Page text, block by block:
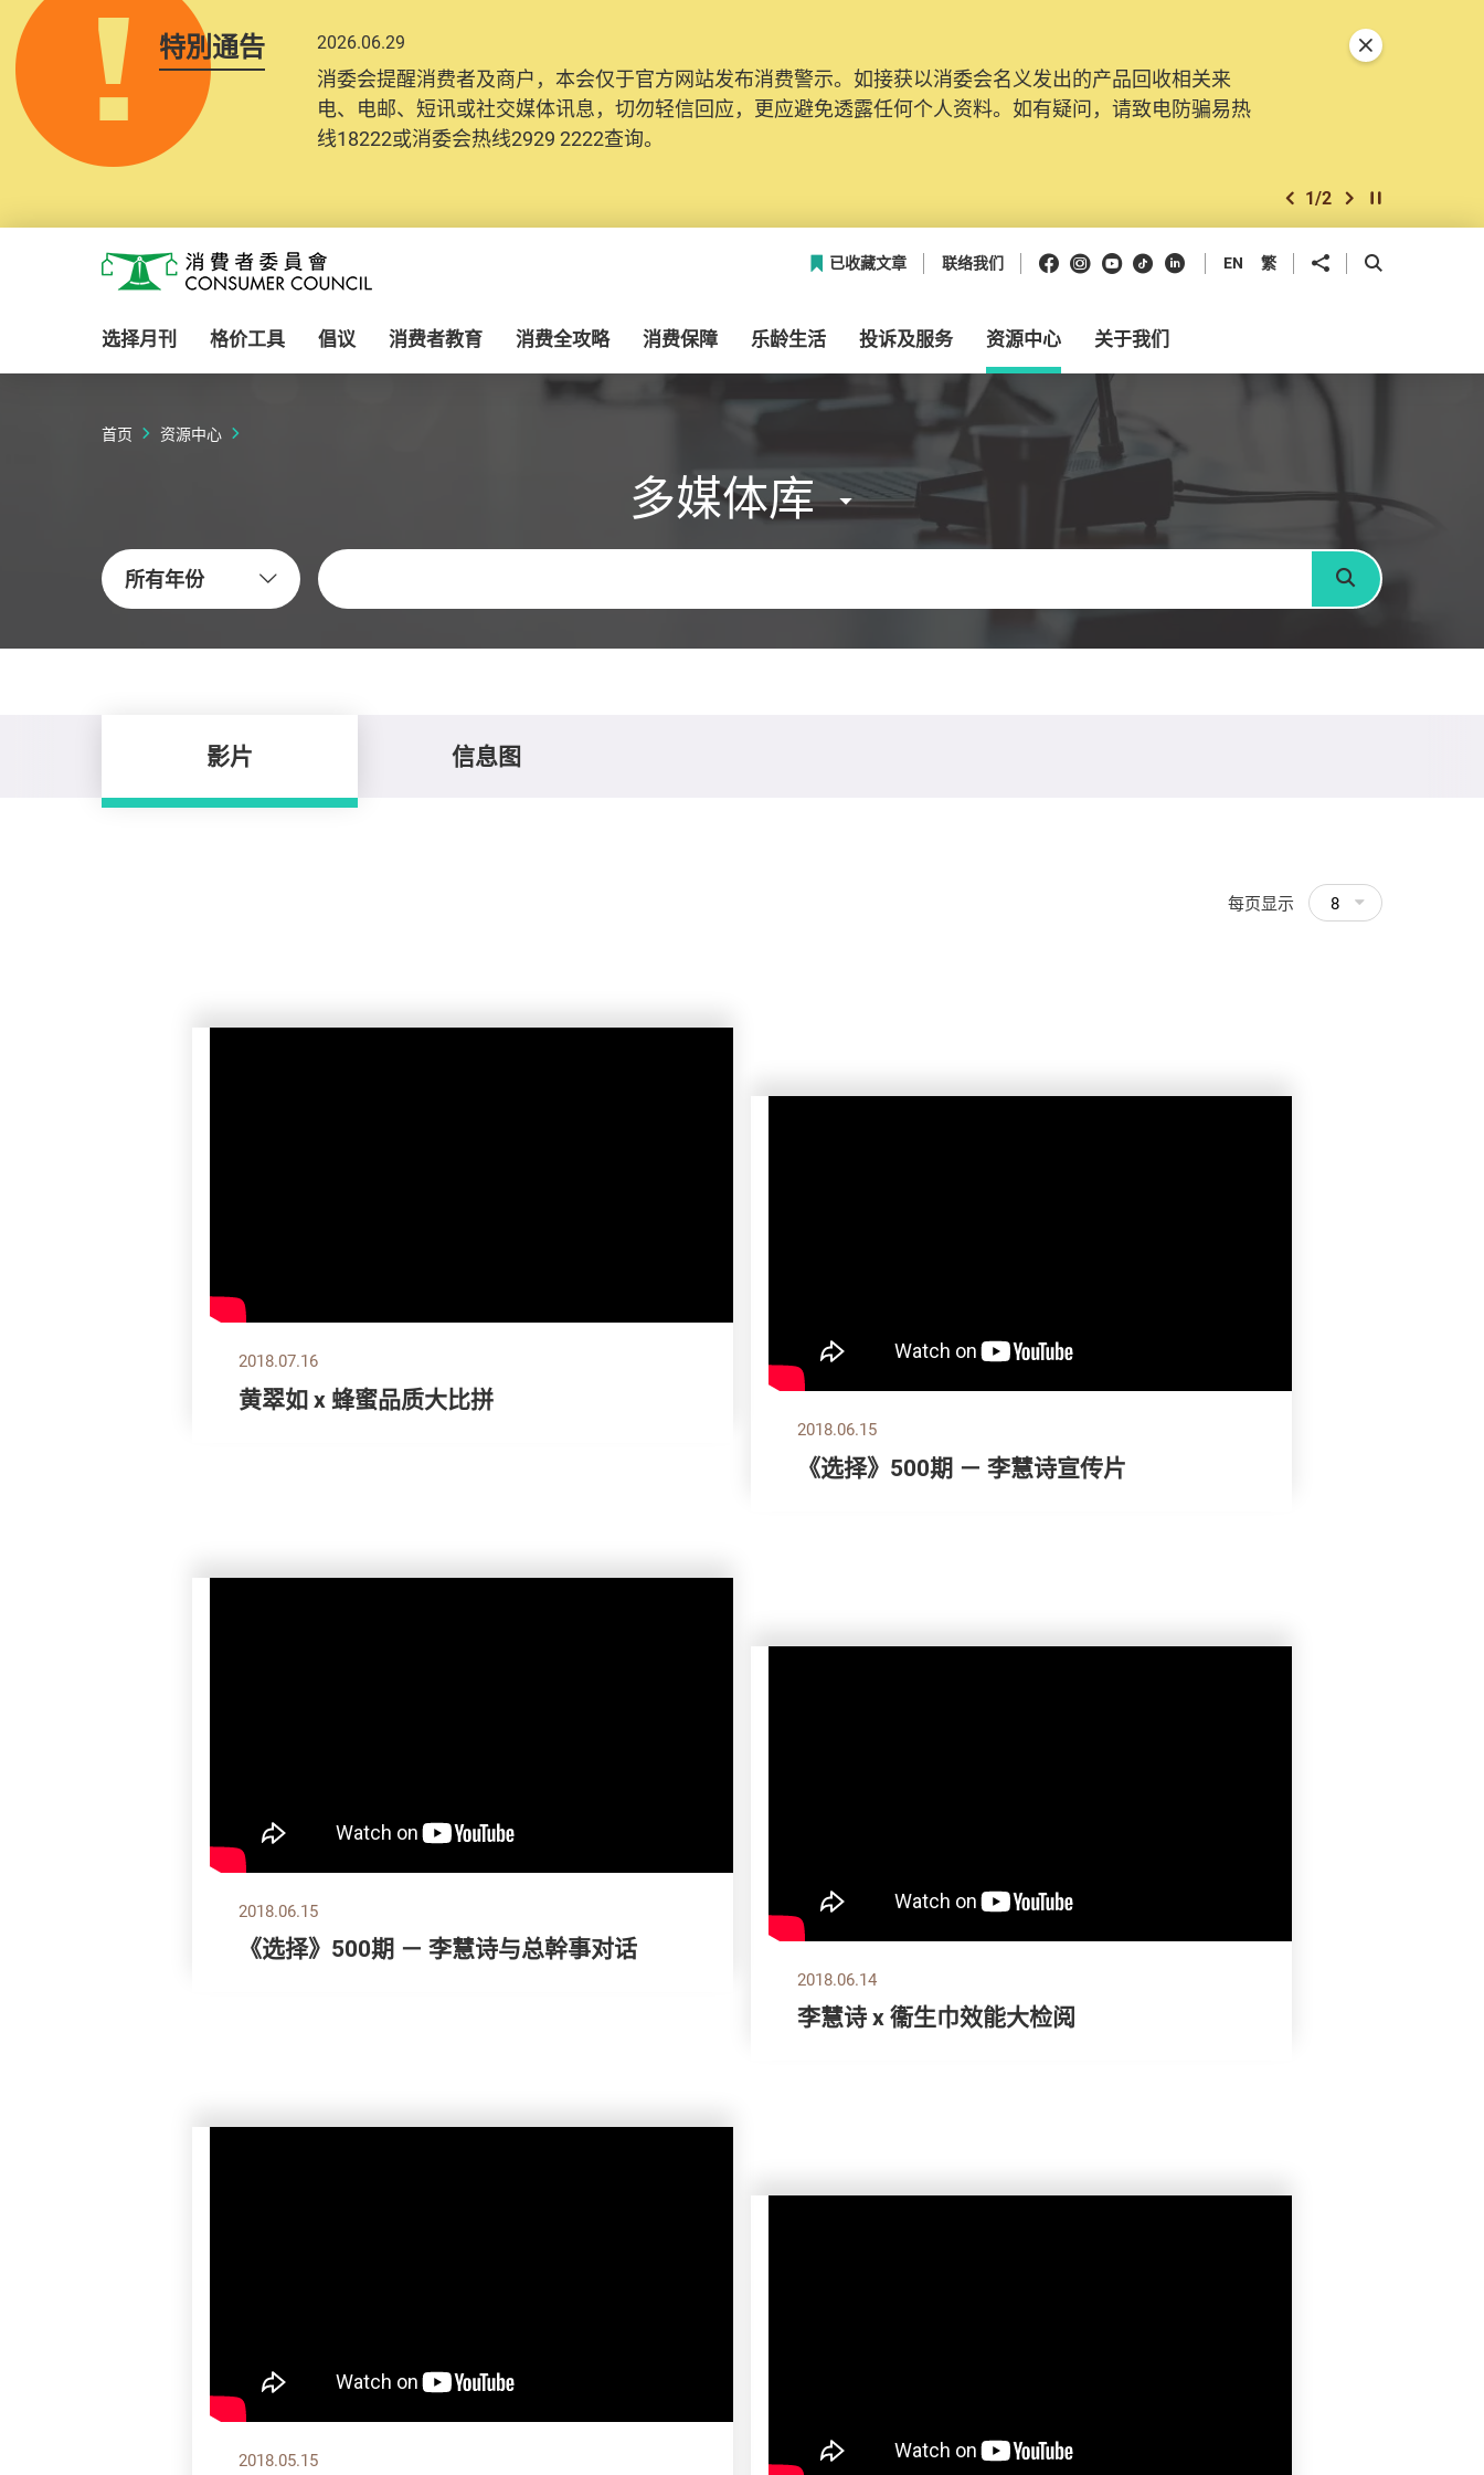
特別通告 2026.06.29
消委会提醒消费者及商户，本会仅于官方网站发布消费警示。如接获以消委会名义发出的产品回收相关来
电、电邮、短讯或社交媒体讯息，切勿轻信回应，更应避免透露任何个人资料。如有疑问，请致电防骗易热
线18222或消委会热线2929 2222查询。
2025.10.31
为提升使用者体验及网络安全，本会的投诉处理系统已经进行升级及推出新功能。由2025年11月10日起，
消费者需要提供基本联络资料（包括姓名、电邮及电话）注册帐户，才可提交投诉、查询及建议。所有提交
纪录将清晰整合于帐户中，方便日后作出跟进。
上一个
2/2 下一个开始/暂停幻灯
关闭特別通告
消费者委员会
已收藏文章 联络我们 Facebook
Instagram
Youtube
抖音领英 EN 繁 分享到 开启搜寻框
选择月刊 格价工具 倡议 消费者教育 消费全攻略 消费保障 乐龄生活 投诉及服务 资源中心 关于我们
首页 资源中心
多媒体库
所有年份
关键字
搜寻
影片 信息图
每页显示 8
2018.07.16
黄翠如 x 蜂蜜品质大比拼
2018.06.15
《选择》500期 － 李慧诗宣传片
2018.06.15
《选择》500期 － 李慧诗与总幹事对话
2018.06.14
李慧诗 x 衞生巾效能大检阅
2018.05.15